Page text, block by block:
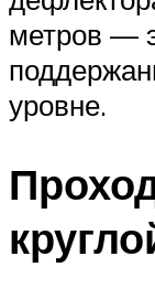
метров —
уровне.